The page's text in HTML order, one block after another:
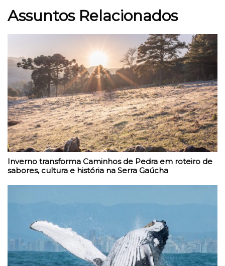
Assuntos Relacionados
Inverno transforma Caminhos de Pedra em roteiro de
sabores, cultura e história na Serra Gaúcha